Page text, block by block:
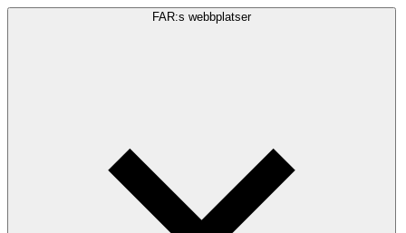
FAR:s webbplatser